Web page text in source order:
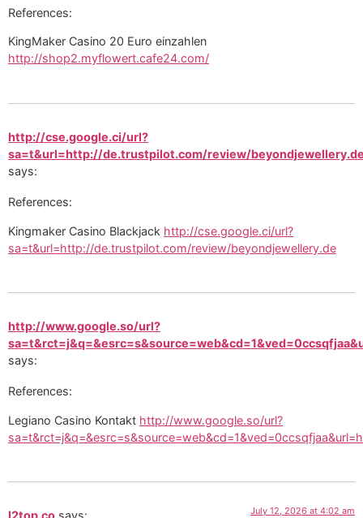
References:
KingMaker Casino 20 Euro einzahlen
http://shop2.myflowert.cafe24.com/
http://cse.google.ci/url?
sa=t&url=http://de.trustpilot.com/review/
says:
References:
Kingmaker Casino Blackjack http://cse.google.ci/url?
sa=t&url=http://de.trustpilot.com/review/beyondjewellery.de
http://www.google.so/url?
says:
References:
Legiano Casino Kontakt http://www.google.so/url?
July 12, 2026 at 4:02 am